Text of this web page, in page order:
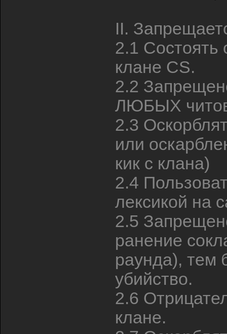
II.
2.1 Состоять
клане CS.
2.2
ЛЮБЫХ
2.3
или
кик с клана)
2.4
лексикой на
2.5
ранение
раунда), тем
убийство.
2.6
клане.